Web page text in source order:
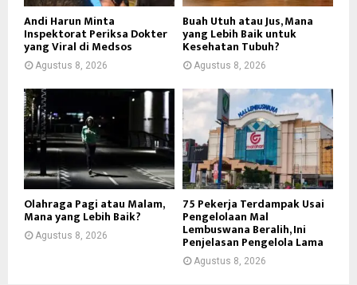
Andi Harun Minta
Inspektorat Periksa Dokter
yang Viral di Medsos
Agustus 8, 2026
Buah Utuh atau Jus, Mana
yang Lebih Baik untuk
Kesehatan Tubuh?
Agustus 8, 2026
Olahraga Pagi atau Malam,
Mana yang Lebih Baik?
Agustus 8, 2026
75 Pekerja Terdampak Usai
Pengelolaan Mal
Lembuswana Beralih, Ini
Penjelasan Pengelola Lama
Agustus 8, 2026